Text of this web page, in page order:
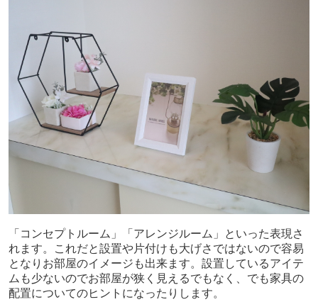
「コンセプトルーム」「アレンジルーム」といった表現さ
れます。これだと設置や片付けも大げさではないので容易
となりお部屋のイメージも出来ます。設置しているアイテ
ムも少ないのでお部屋が狭く見えるでもなく、でも家具の
配置についてのヒントになったりします。